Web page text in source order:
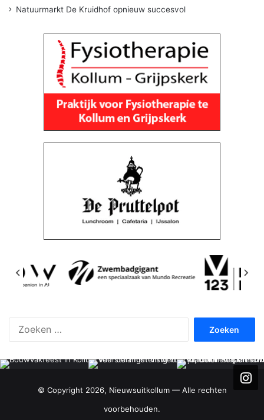
Natuurmarkt De Kruidhof opnieuw succesvol
© Copyright 2026, Nieuwsuitkollum — Alle rechten
voorbehouden.